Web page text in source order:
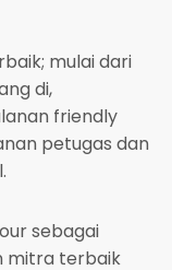
mulai dari
di,
friendly
petugas dan
sebagai
mitra terbaik